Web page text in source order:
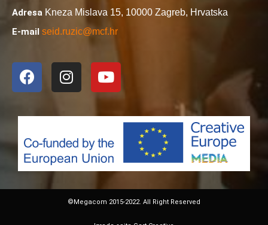
Adresa Kneza Mislava 15, 10000 Zagreb, Hrvatska
E-mail seid.ruzic@mcf.hr
©Megacom 2015-2022. All Right Reserved